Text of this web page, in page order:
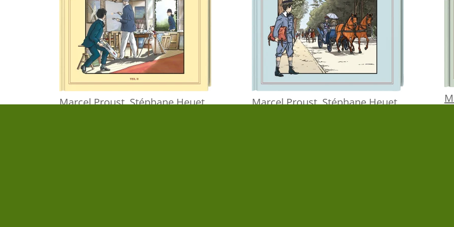
Marcel Proust,Stéphane Heuet Marcel Proust,Stéphane Heuet